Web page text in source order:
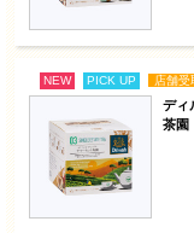
NEW PICK UP 店舗受
ディ
茶